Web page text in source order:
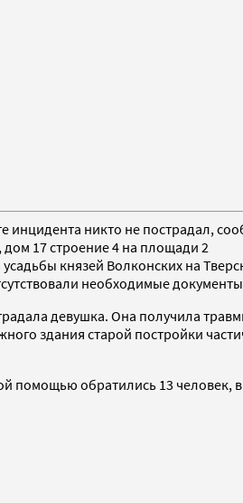
инцидента никто не пострадал,
17 строение 4 на площади 2
князей Волконских на
необходимые
девушка. Она получила
здания старой постройки
помощью обратились 13 человек,